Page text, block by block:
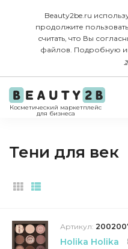
Beauty2be.ru
продолжите
считать, что Вы
файлов. Подробную
Косметический маркетплейс
для бизнеса
Тени для век
Артикул:
Holika Holika